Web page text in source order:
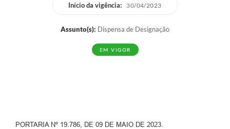
Início da vigência: 30/04/2023
Assunto(s): Dispensa de Designação
EM VIGOR
PORTARIA Nº 19.786, DE 09 DE MAIO DE 2023.